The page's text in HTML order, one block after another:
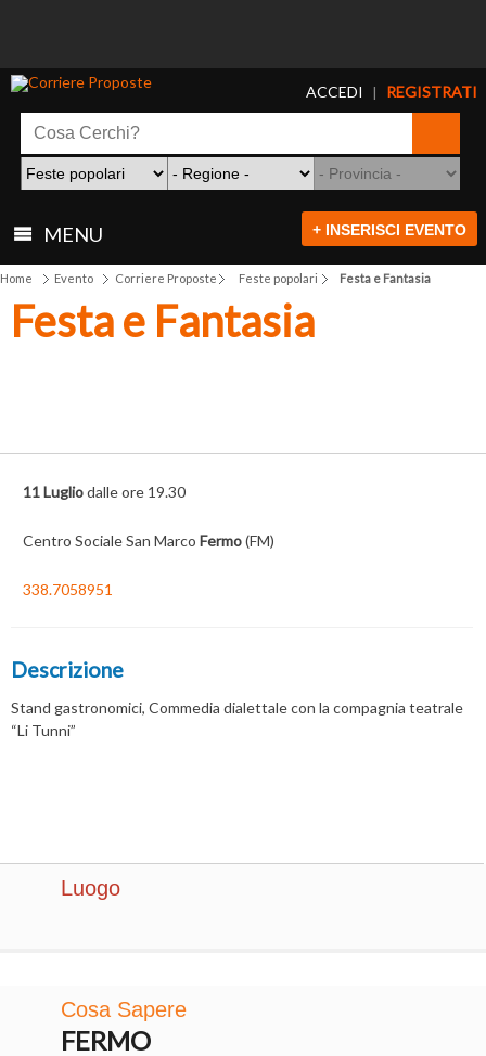
ACCEDI | REGISTRATI
MENU + INSERISCI EVENTO
Home Evento Corriere Proposte Feste popolari Festa e Fantasia
Festa e Fantasia
11 Lugliodalle ore 19.30
Centro Sociale San Marco Fermo(FM)
338.7058951
Descrizione
Stand gastronomici, Commedia dialettale con la compagnia teatrale
“Li Tunni”
Luogo
Cosa Sapere
FERMO